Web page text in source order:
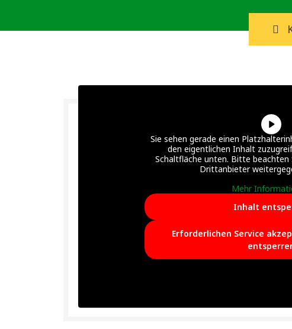
Sie sehen gerade einen
den eigentlichen Inhalt
Schaltfläche unten. Bitte beachten
Drittanbieter
Mehr
Inhalt
Erforderlichen Service